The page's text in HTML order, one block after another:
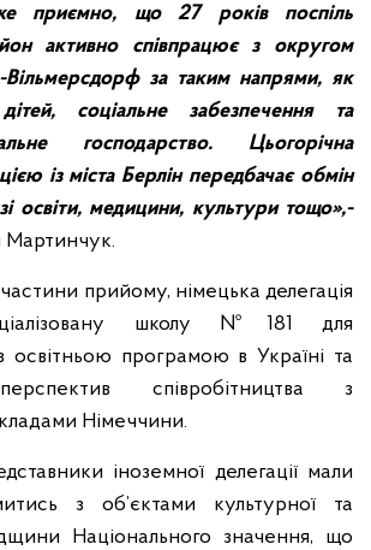
приємно, що 27 років поспіль
активно співпрацює з округом
за таким напрями, як
соціальне забезпечення та
господарство. Цьогорічна
із міста Берлін передбачає обмін
освіти, медицини, культури тощо»,-
Мартинчук.
частини прийому, німецька делегація
школу №181 для
освітньою програмою в Україні та
співробітництва з
Німеччини.
іноземної делегації мали
з об’єктами культурної та
Національного значення, що